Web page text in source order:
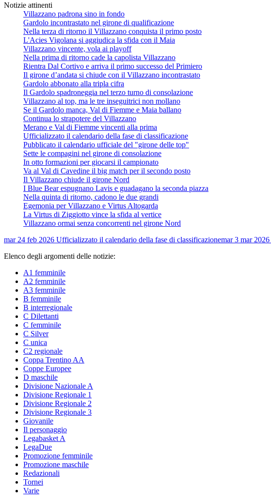
Notizie attinenti
Villazzano padrona sino in fondo
Gardolo incontrastato nel girone di qualificazione
Nella terza di ritorno il Villazzano conquista il primo posto
L'Acies Vigolana si aggiudica la sfida con il Maia
Villazzano vincente, vola ai playoff
Nella prima di ritorno cade la capolista Villazzano
Rientra Dal Cortivo e arriva il primo successo del Primiero
Il girone d’andata si chiude con il Villazzano incontrastato
Gardolo abbonato alla tripla cifra
Il Gardolo spadroneggia nel terzo turno di consolazione
Villazzano al top, ma le tre inseguitrici non mollano
Se il Gardolo manca, Val di Fiemme e Maia ballano
Continua lo strapotere del Villazzano
Merano e Val di Fiemme vincenti alla prima
Ufficializzato il calendario della fase di classificazione
Pubblicato il calendario ufficiale del "girone delle top"
Sette le compagini nel girone di consolazione
In otto formazioni per giocarsi il campionato
Va al Val di Cavedine il big match per il secondo posto
Il Villazzano chiude il girone Nord
I Blue Bear espugnano Lavis e guadagano la seconda piazza
Nella quinta di ritorno, cadono le due grandi
Egemonia per Villazzano e Virtus Altogarda
La Virtus di Ziggiotto vince la sfida al vertice
Villazzano ormai senza concorrenti nel girone Nord
mar 24 feb 2026 Ufficializzato il calendario della fase di classificazionemar 3 mar 2026
Elenco degli argomenti delle notizie:
A1 femminile
A2 femminile
A3 femminile
B femminile
B interregionale
C Dilettanti
C femminile
C Silver
C unica
C2 regionale
Coppa Trentino AA
Coppe Europee
D maschile
Divisione Nazionale A
Divisione Regionale 1
Divisione Regionale 2
Divisione Regionale 3
Giovanile
Il personaggio
Legabasket A
LegaDue
Promozione femminile
Promozione maschile
Redazionali
Tornei
Varie